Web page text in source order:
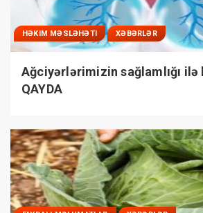
HƏKIM MƏSLƏHƏTI XƏBƏRLƏR
Ağciyərlərimizin sağlamlığı ilə
QAYDA